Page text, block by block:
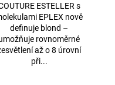
ESTELLER s
EPLEX nově
definuje blond –
rovnoměrné
až o 8 úrovní
při...